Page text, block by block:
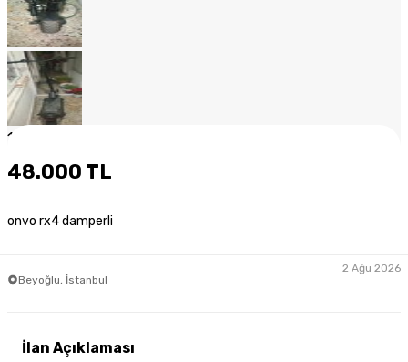
1
48.000 TL
onvo rx4 damperli
Beyoğlu, İstanbul
2 Ağu 2026
İlan Açıklaması